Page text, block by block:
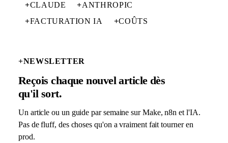
+CLAUDE +ANTHROPIC
+FACTURATION IA +COÛTS
+NEWSLETTER
Reçois chaque nouvel article dès
qu'il sort.
Un article ou un guide par semaine sur Make, n8n et l'IA.
Pas de fluff, des choses qu'on a vraiment fait tourner en
prod.